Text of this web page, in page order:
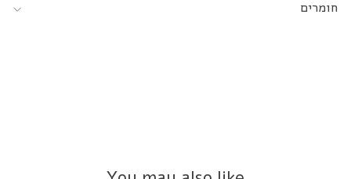
חומרים